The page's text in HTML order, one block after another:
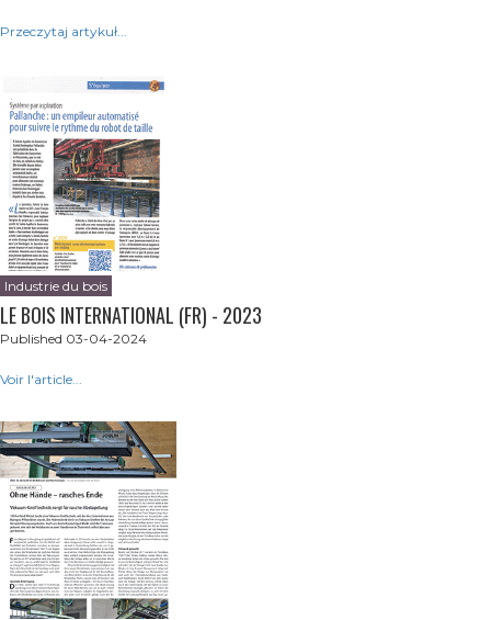
Przeczytaj artykuł...
Industrie du bois
LE BOIS INTERNATIONAL (FR) - 2023
Published 03-04-2024
Voir l'article...